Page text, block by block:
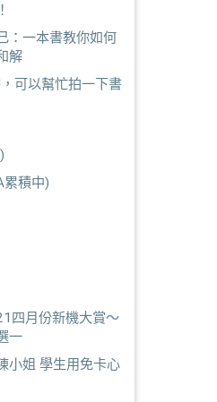
：一本書教你如何
解
可以幫忙拍一下書
累積中)
四月份新機大賞～
一
小姐 學生用免卡心